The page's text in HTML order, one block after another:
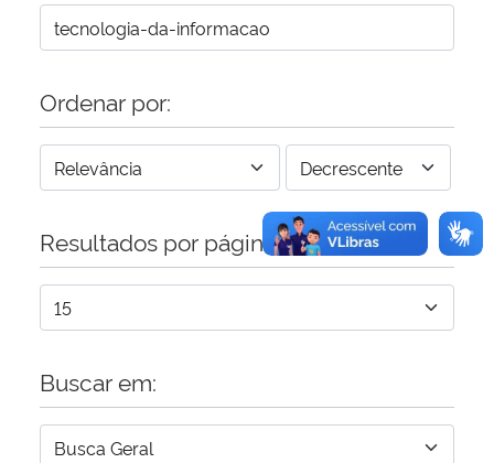
Gabinete de Segurança Institucional
Advocacia-Geral da União
Banco Central do Brasil
Planalto
Ordenar por:
Resultados por página:
Buscar em: